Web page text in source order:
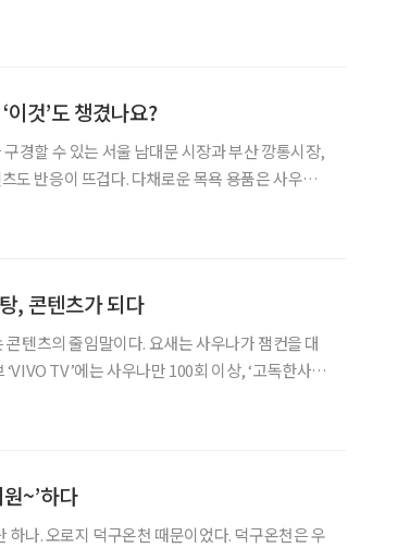
것’도 챙겼나요?
경할 수 있는 서울 남대문 시장과 부산 깡통시장,
도 반응이 뜨겁다. 다채로운 목욕 용품은 사우나
, 콘텐츠가 되다
콘텐츠의 줄임말이다. 요새는 사우나가 잼컨을 대
TV’에는 사우나만 100회 이상, ‘고독한사우
~’하다
하나. 오로지 덕구온천 때문이었다. 덕구온천은 우